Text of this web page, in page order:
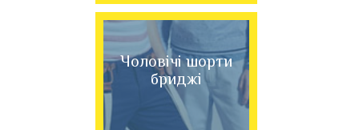
Чоловічі шорти
бриджі